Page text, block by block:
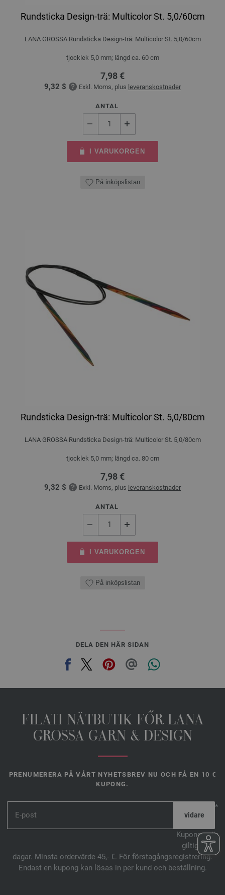
Rundsticka Design-trä: Multicolor St. 5,0/60cm
LANA GROSSA Rundsticka Design-trä: Multicolor St. 5,0/60cm
tjocklek 5,0 mm; längd ca. 60 cm
7,98 €
9,32 $ Exkl. Moms, plus leveranskostnader
ANTAL
I VARUKORGEN
På inköpslistan
Rundsticka Design-trä: Multicolor St. 5,0/80cm
LANA GROSSA Rundsticka Design-trä: Multicolor St. 5,0/80cm
tjocklek 5,0 mm; längd ca. 80 cm
7,98 €
9,32 $ Exkl. Moms, plus leveranskostnader
ANTAL
I VARUKORGEN
På inköpslistan
DELA DEN HÄR SIDAN
FILATI NÄTBUTIK FŐR LANA
GROSSA GARN & DESIGN
PRENUMERERA PÅ VÅRT NYHETSBREV NU OCH FÅ EN 10 €
KUPONG.
*
Kupongen är
giltig i 14
dagar. Minsta ordervärde 45,- €. För förstagångsregistrering.
Endast en kupong kan lösas in per kund och beställning.